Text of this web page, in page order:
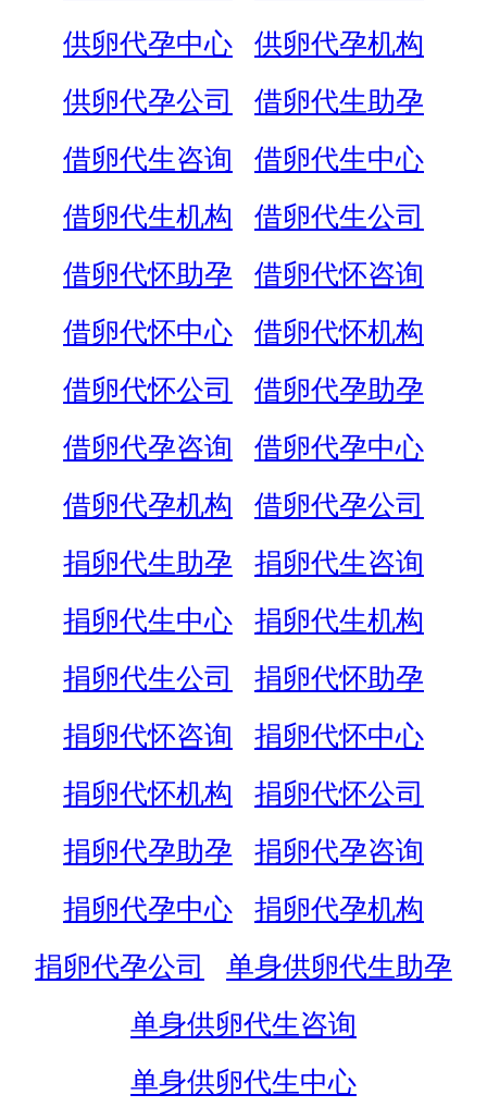
供卵代孕中心
供卵代孕机构
供卵代孕公司
借卵代生助孕
借卵代生咨询
借卵代生中心
借卵代生机构
借卵代生公司
借卵代怀助孕
借卵代怀咨询
借卵代怀中心
借卵代怀机构
借卵代怀公司
借卵代孕助孕
借卵代孕咨询
借卵代孕中心
借卵代孕机构
借卵代孕公司
捐卵代生助孕
捐卵代生咨询
捐卵代生中心
捐卵代生机构
捐卵代生公司
捐卵代怀助孕
捐卵代怀咨询
捐卵代怀中心
捐卵代怀机构
捐卵代怀公司
捐卵代孕助孕
捐卵代孕咨询
捐卵代孕中心
捐卵代孕机构
捐卵代孕公司
单身供卵代生助孕
单身供卵代生咨询
单身供卵代生中心